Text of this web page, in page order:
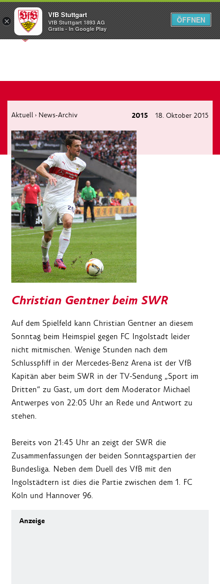
Menü
Aktuell › News-Archiv 2015 18. Oktober 2015
Christian Gentner beim SWR
Auf dem Spielfeld kann Christian Gentner an diesem
Sonntag beim Heimspiel gegen FC Ingolstadt leider
nicht mitmischen. Wenige Stunden nach dem
Schlusspfiff in der Mercedes-Benz Arena ist der VfB
Kapitän aber beim SWR in der TV-Sendung „Sport im
Dritten“ zu Gast, um dort dem Moderator Michael
Antwerpes von 22:05 Uhr an Rede und Antwort zu
stehen.
Bereits von 21:45 Uhr an zeigt der SWR die
Zusammenfassungen der beiden Sonntagspartien der
Bundesliga. Neben dem Duell des VfB mit den
Ingolstädtern ist dies die Partie zwischen dem 1. FC
Köln und Hannover 96.
×
VfB Stuttgart
VfB Stuttgart 1893 AG
Gratis - In Google Play
ÖFFNEN